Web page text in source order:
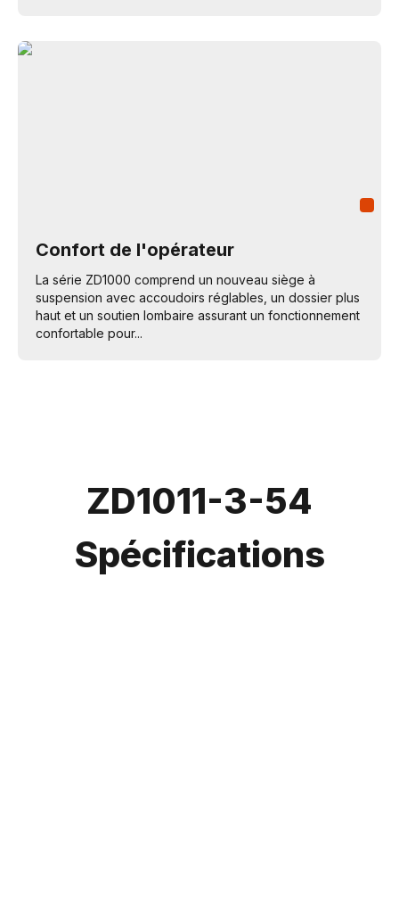
Confort de l'opérateur
La série ZD1000 comprend un nouveau siège à
suspension avec accoudoirs réglables, un dossier plus
haut et un soutien lombaire assurant un fonctionnement
confortable pour...
ZD1011-3-54
Spécifications